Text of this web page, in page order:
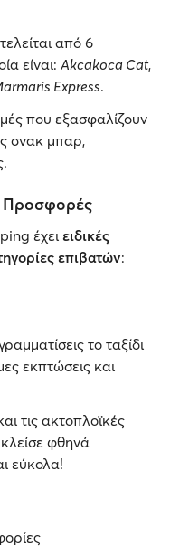
από 6
είναι: Akcakoca Cat,
Express.
που εξασφαλίζουν
σνακ μπαρ,
Προσφορές
έχει ειδικές
επιβατών:
το ταξίδι
εκπτώσεις και
τις ακτοπλοϊκές
φθηνά
εύκολα!